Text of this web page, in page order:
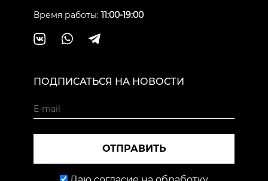
Время работы: 11:00-19:00
ПОДПИСАТЬСЯ НА НОВОСТИ
ОТПРАВИТЬ